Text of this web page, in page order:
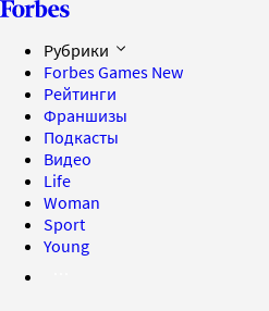
Рубрики
Forbes Games New
Рейтинги
Франшизы
Подкасты
Видео
Life
Woman
Sport
Young